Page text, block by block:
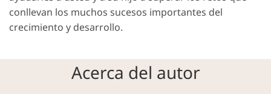
conllevan los muchos sucesos importantes del
crecimiento y desarrollo.
Acerca del autor